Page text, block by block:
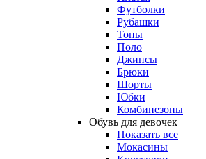
Футболки
Рубашки
Топы
Поло
Джинсы
Брюки
Шорты
Юбки
Комбинезоны
Обувь для девочек
Показать все
Мокасины